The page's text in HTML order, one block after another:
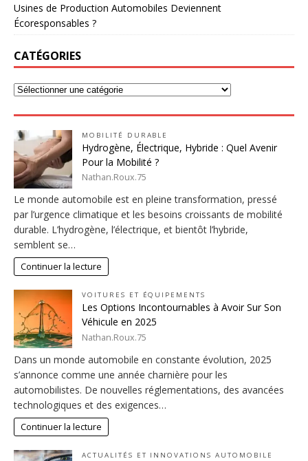
Usines de Production Automobiles Deviennent
Écoresponsables ?
CATÉGORIES
MOBILITÉ DURABLE
Hydrogène, Électrique, Hybride : Quel Avenir
Pour la Mobilité ?
Nathan.Roux.75
Le monde automobile est en pleine transformation, pressé
par l’urgence climatique et les besoins croissants de mobilité
durable. L’hydrogène, l’électrique, et bientôt l’hybride,
semblent se…
Continuer la lecture
VOITURES ET ÉQUIPEMENTS
Les Options Incontournables à Avoir Sur Son
Véhicule en 2025
Nathan.Roux.75
Dans un monde automobile en constante évolution, 2025
s’annonce comme une année charnière pour les
automobilistes. De nouvelles réglementations, des avancées
technologiques et des exigences…
Continuer la lecture
ACTUALITÉS ET INNOVATIONS AUTOMOBILE